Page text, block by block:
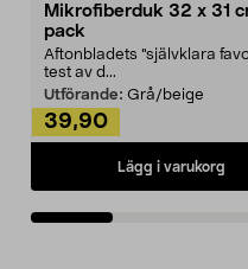
Mikrofiberduk 32 x 31
pack
Aftonbladets "självklara
test av d...
Utförande: Grå/beige
39,90
Lägg i varukorg